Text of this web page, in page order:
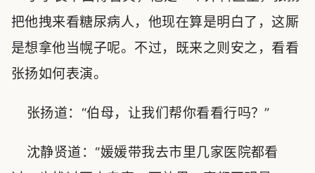
把他拽来看糖尿病人，他现在算是明白了，这厮
是想拿他当幌子呢。不过，既来之则安之，看看
张扬如何表演。
张扬道：“伯母，让我们帮你看看行吗？”
沈静贤道：“媛媛带我去市里几家医院都看